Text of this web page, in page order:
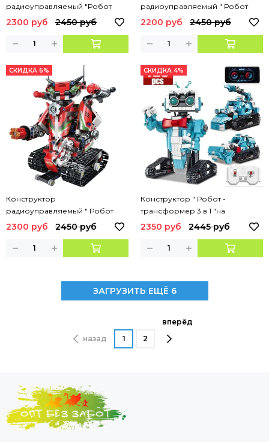
радиоуправляемый "Робот
трансформер 2в1 ", 763 дет.
2300 руб 2450 руб
радиоуправляемый " Робот
трансформер 2в1 ",
2200 руб 2450 руб
СКИДКА 6%
Конструктор
радиоуправляемый " Робот
трансформер- гоночный
2300 руб 2450 руб
СКИДКА 4%
Конструктор " Робот -
трансформер 3 в 1 "на
дистанционном управлении ( в
2350 руб 2445 руб
ЗАГРУЗИТЬ ЕЩЁ 6
назад 1 2
вперёд